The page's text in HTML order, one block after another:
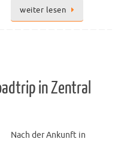
weiter lesen
in Zentral
Nach der Ankunft in